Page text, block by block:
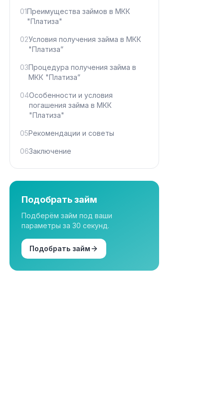
01Преимущества займов в МКК
"Платиза"
02Условия получения займа в МКК
"Платиза”
03Процедура получения займа в
МКК "Платиза”
04Особенности и условия
погашения займа в МКК
"Платиза"
05Рекомендации и советы
06Заключение
Подобрать займ
Подберём займ под ваши
параметры за 30 секунд.
Подобрать займ